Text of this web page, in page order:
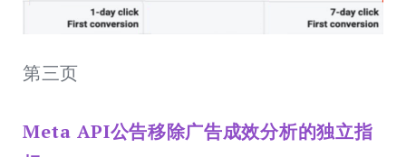
第三页
Meta API公告移除广告成效分析的独立指